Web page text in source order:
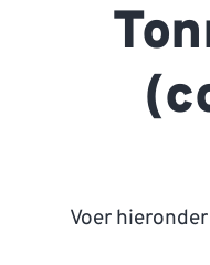
Voer